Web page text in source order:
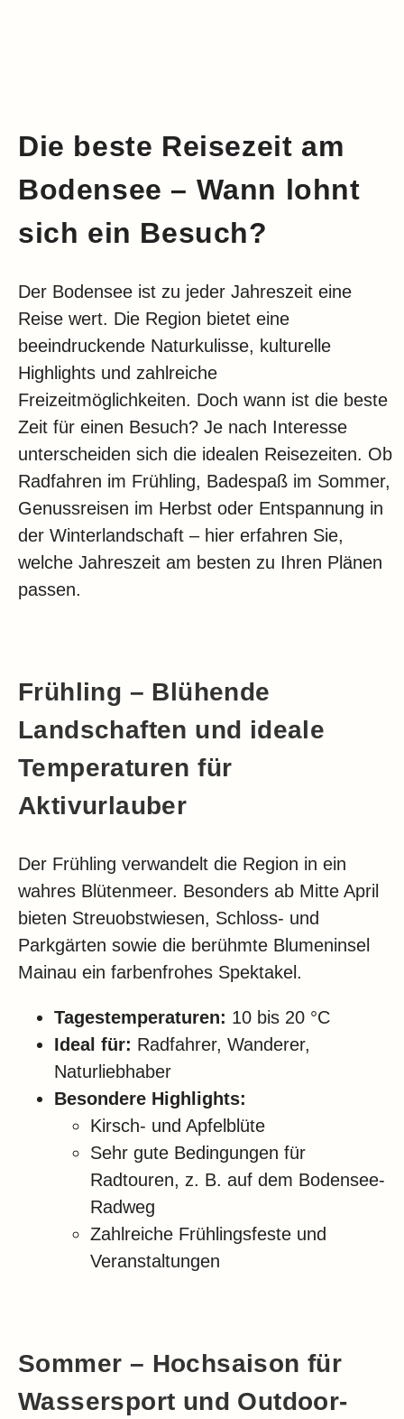
Die beste Reisezeit am
Bodensee – Wann lohnt
sich ein Besuch?
Der Bodensee ist zu jeder Jahreszeit eine
Reise wert. Die Region bietet eine
beeindruckende Naturkulisse, kulturelle
Highlights und zahlreiche
Freizeitmöglichkeiten. Doch wann ist die beste
Zeit für einen Besuch? Je nach Interesse
unterscheiden sich die idealen Reisezeiten. Ob
Radfahren im Frühling, Badespaß im Sommer,
Genussreisen im Herbst oder Entspannung in
der Winterlandschaft – hier erfahren Sie,
welche Jahreszeit am besten zu Ihren Plänen
passen.
Frühling – Blühende
Landschaften und ideale
Temperaturen für
Aktivurlauber
Der Frühling verwandelt die Region in ein
wahres Blütenmeer. Besonders ab Mitte April
bieten Streuobstwiesen, Schloss- und
Parkgärten sowie die berühmte Blumeninsel
Mainau ein farbenfrohes Spektakel.
Tagestemperaturen: 10 bis 20 °C
Ideal für: Radfahrer, Wanderer,
Naturliebhaber
Besondere Highlights:
Kirsch- und Apfelblüte
Sehr gute Bedingungen für
Radtouren, z. B. auf dem Bodensee-
Radweg
Zahlreiche Frühlingsfeste und
Veranstaltungen
Sommer – Hochsaison für
Wassersport und Outdoor-